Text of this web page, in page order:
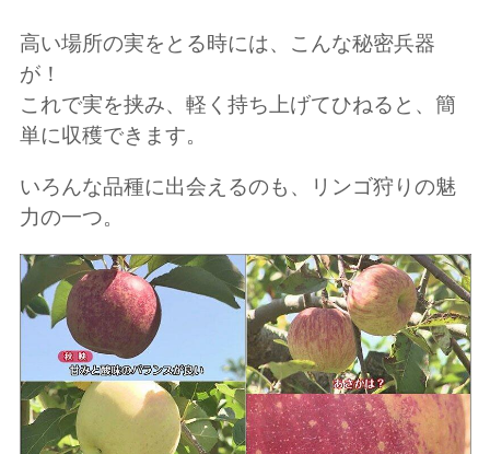
高い場所の実をとる時には、こんな秘密兵器
が！
これで実を挟み、軽く持ち上げてひねると、簡
単に収穫できます。
いろんな品種に出会えるのも、リンゴ狩りの魅
力の一つ。